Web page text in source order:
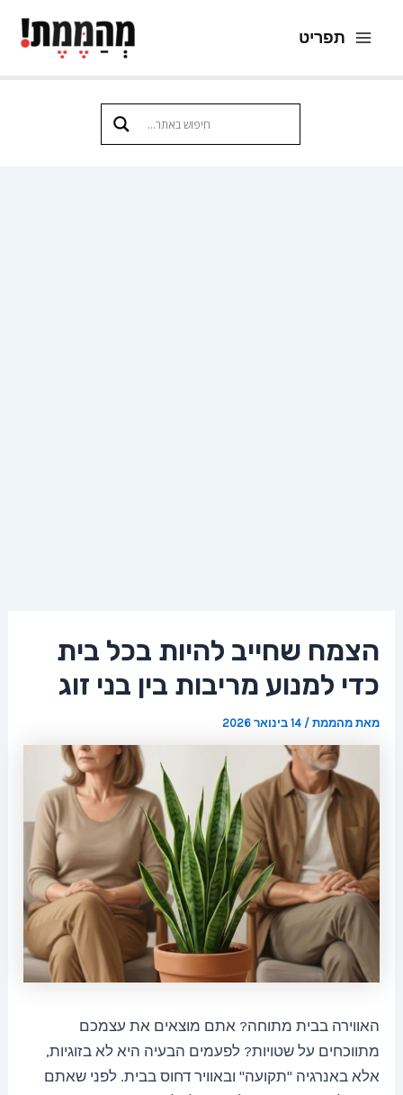
לתוכן
תפריט
הצמח שחייב להיות בכל בית
כדי למנוע מריבות בין בני זוג
מאתמהממת/14 בינואר 2026
האווירה בבית מתוחה? אתם מוצאים את עצמכם
מתווכחים על שטויות? לפעמים הבעיה היא לא בזוגיות,
אלא באנרגיה "תקועה" ובאוויר דחוס בבית. לפני שאתם